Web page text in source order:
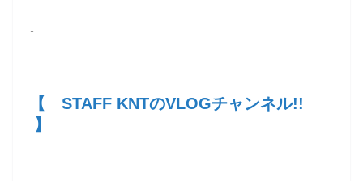
↓
【 STAFF KNTのVLOGチャンネル!!
】